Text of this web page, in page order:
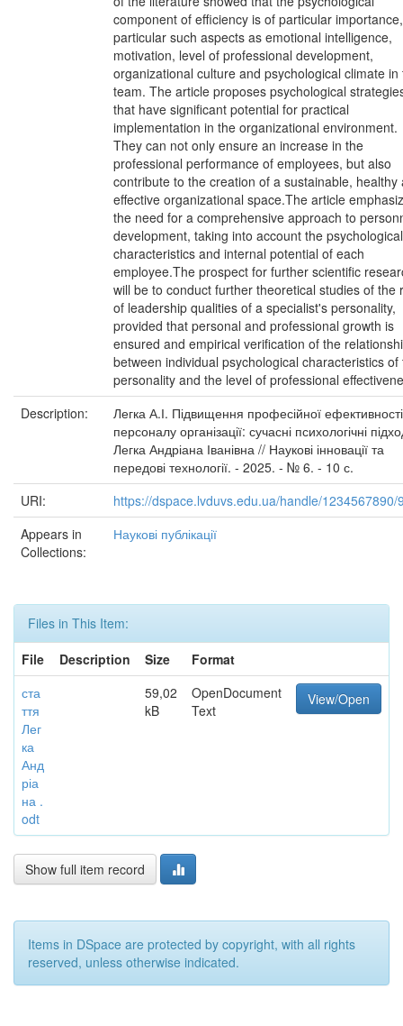
component of efficiency is of particular
particular such aspects as emotional intelligence,
motivation, level of professional development,
organizational culture and psychological climate in
team. The article proposes psychological
that have significant potential for practical
implementation in the organizational environment.
They can not only ensure an increase in the
professional performance of employees, but also
contribute to the creation of a sustainable, healthy
effective organizational space.The article
the need for a comprehensive approach to
development, taking into account the psychological
characteristics and internal potential of each
employee.The prospect for further scientific
will be to conduct further theoretical studies of the
of leadership qualities of a specialist's personality,
provided that personal and professional growth is
ensured and empirical verification of the
between individual psychological characteristics of
personality and the level of professional
Description:
Легка А.І. Підвищення професійної ефективності
персоналу організації: сучасні психологічні
Легка Андріана Іванівна // Наукові інновації та
передові технології. - 2025. - № 6. - 10 с.
URI:
https://dspace.lvduvs.edu.ua/handle/1234567890/
Appears in
Collections:
Наукові публікації
Files in This Item:
File
Description Size
Format
ста
ття
Лег
ка
Анд
ріа
на .
odt
59,02
kB
OpenDocument
Text
View/Open
Show full item record
Items in DSpace are protected by copyright, with all rights
reserved, unless otherwise indicated.